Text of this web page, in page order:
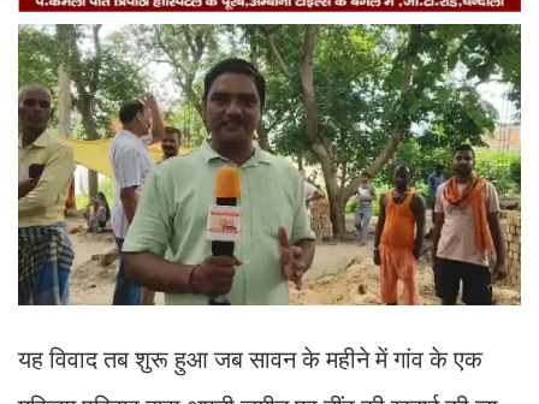
यह विवाद तब शुरू हुआ जब सावन के महीने में गांव के एक